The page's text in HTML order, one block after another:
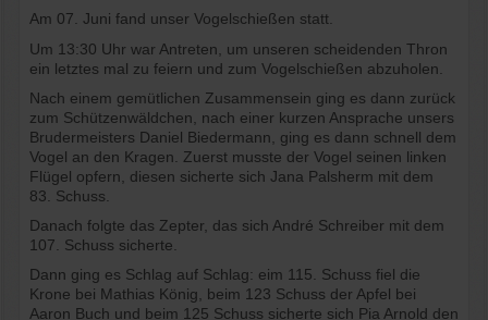
Am 07. Juni fand unser Vogelschießen statt.
Um 13:30 Uhr war Antreten, um unseren scheidenden Thron
ein letztes mal zu feiern und zum Vogelschießen abzuholen.
Nach einem gemütlichen Zusammensein ging es dann zurück
zum Schützenwäldchen, nach einer kurzen Ansprache unsers
Brudermeisters Daniel Biedermann, ging es dann schnell dem
Vogel an den Kragen. Zuerst musste der Vogel seinen linken
Flügel opfern, diesen sicherte sich Jana Palsherm mit dem
83. Schuss.
Danach folgte das Zepter, das sich André Schreiber mit dem
107. Schuss sicherte.
Dann ging es Schlag auf Schlag: eim 115. Schuss fiel die
Krone bei Mathias König, beim 123 Schuss der Apfel bei
Aaron Buch und beim 125 Schuss sicherte sich Pia Arnold den